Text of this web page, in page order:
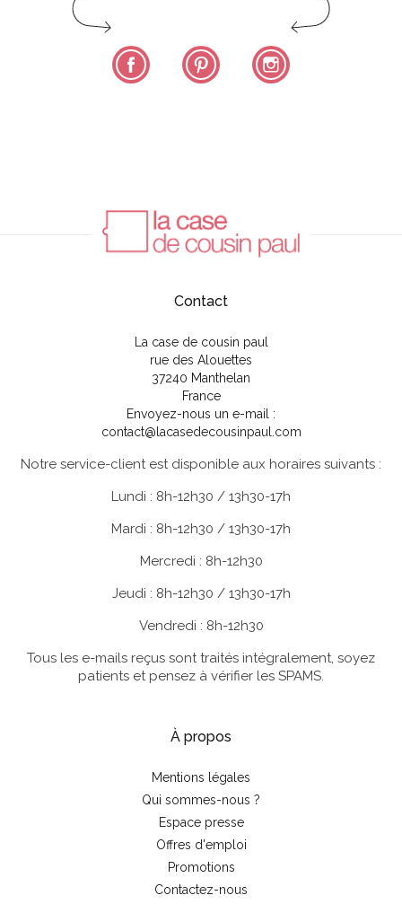
Facebook Pinterest
Contact
La case de cousin paul
rue des Alouettes
37240 Manthelan
France
Envoyez-nous un e-mail :
contact@lacasedecousinpaul.com
Notre service-client est disponible aux horaires suivants :
Lundi : 8h-12h30 / 13h30-17h
Mardi : 8h-12h30 / 13h30-17h
Mercredi : 8h-12h30
Jeudi : 8h-12h30 / 13h30-17h
Vendredi : 8h-12h30
Tous les e-mails reçus sont traités intégralement, soyez
patients et pensez à vérifier les SPAMS.
À propos
Mentions légales
Qui sommes-nous ?
Espace presse
Offres d'emploi
Promotions
Contactez-nous